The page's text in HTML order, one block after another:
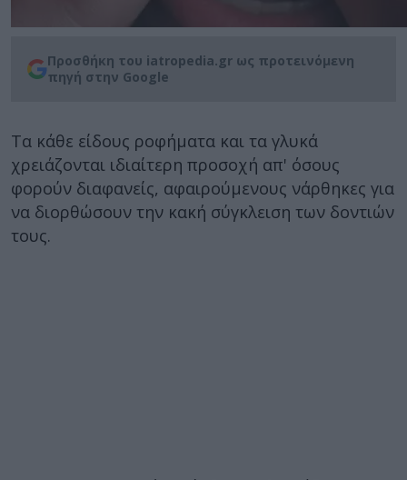
Προσθήκη του iatropedia.gr ως προτεινόμενη
πηγή στην Google
Τα κάθε είδους ροφήματα και τα γλυκά
χρειάζονται ιδιαίτερη προσοχή απ' όσους
φορούν διαφανείς, αφαιρούμενους νάρθηκες για
να διορθώσουν την κακή σύγκλειση των δοντιών
τους.